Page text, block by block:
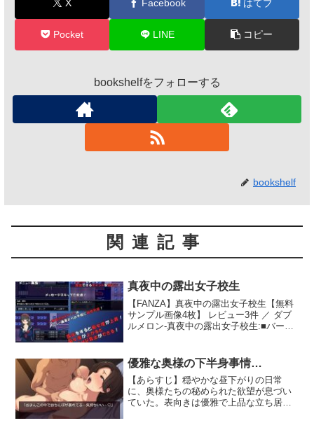
X Facebook はてブ
Pocket LINE コピー
bookshelfをフォローする
bookshelf
関連記事
真夜中の露出女子校生
【FANZA】真夜中の露出女子校生【無料
サンプル画像4枚】 レビュー3件 ／ ダブ
ルメロン-真夜中の露出女子校生:■バージ
だみ ゆ…
優雅な奥様の下半身事情…
【あらすじ】穏やかな昼下がりの日常
に、奥様たちの秘められた欲望が息づい
ていた。表向きは優雅で上品な立ち居振